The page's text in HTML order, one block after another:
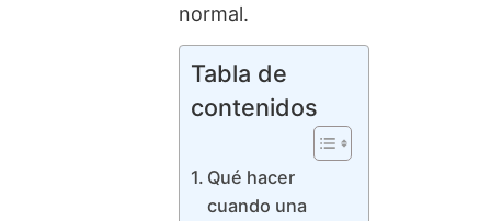
normal.
Tabla de
contenidos
Qué hacer
cuando una